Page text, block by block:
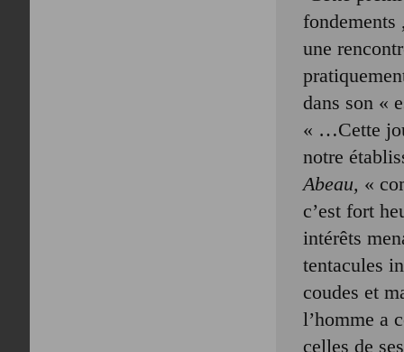
fondements
une
dans son «
« …Cette
notre
Abeau, «
c’est fort
intérêts
tentacules
coudes et
l’homme a
celles de